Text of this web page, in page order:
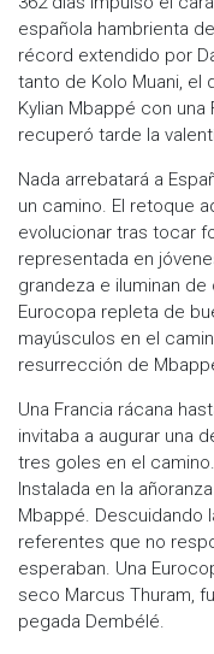
española hambrienta
récord extendido por
tanto de Kolo Muani, el
Kylian Mbappé con
recuperó tarde la
Nada arrebatará a
un camino. El retoque
evolucionar tras tocar
representada en
grandeza e iluminan
Eurocopa repleta de
mayúsculos en el
resurrección de
​Una Francia rácana
invitaba a augurar una
tres goles en el
Instalada en la
Mbappé. Descuidando
referentes que no
esperaban. Una
seco Marcus Thuram,
pegada Dembélé.